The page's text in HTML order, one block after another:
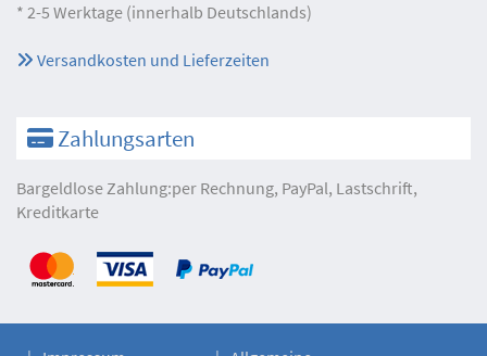
* 2-5 Werktage (innerhalb Deutschlands)
Versandkosten und Lieferzeiten
Zahlungsarten
Bargeldlose Zahlung:per Rechnung, PayPal, Lastschrift,
Kreditkarte